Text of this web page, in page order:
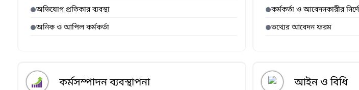
অভিযোগ প্রতিকার ব্যবস্থা
অনিক ও আপিল কর্মকর্তা
কর্মকর্তা ও আবেদনকারীর
তথ্যের আবেদন ফরম
কর্মসম্পাদন ব্যবস্থাপনা আইন ও বিধি